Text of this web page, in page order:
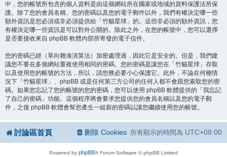
中，您的帳號所包含的個人資料是由這個網站所在國家或地域的資料保護法所保
護。除了您的會員名稱、您的密碼以及您的電子郵件以外，我們有權決定哪一些
額外資訊是您必須或非必須提供給「竹貓星球」的。這些非必須的額外資訊，您
有權決定哪一些資訊是可以對外公開的。除此之外，在您的帳號中，您可以選擇
是否要接收來自 phpBB 軟體內部所寄發的電子信件。
您的密碼已經（單向雜湊演算法）加密處理過，因此它是安全的。但是，我們建
議您不要在多個網站重複使用相同的密碼。您的密碼是讓您在「竹貓星球」存取
以及使用您的帳號的方法，所以，請您務必要小心保護它。此外，不論在何種情
況下「竹貓星球」、phpBB 或是任何第三方公司的任何人都不會跟您索取您的密
碼。如果您忘記了您的帳號的您的密碼，您可以使用 phpBB 軟體提供的「我忘記
了自己的密碼」功能。這個程序將會要求您提供您的會員名稱以及您的電子郵
件，之後 phpBB 軟體會幫您產生一組新的密碼以讓您繼續使用您的帳號。
討論區首頁 所有顯示的時間為 UTC+08:00
刪除 Cookies
Powered by phpBB® Forum Software © phpBB Limited